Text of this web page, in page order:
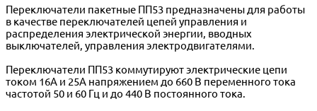
Переключатели пакетные ПП53 предназначены для работы
в качестве переключателей цепей управления и
распределения электрической энергии, вводных
выключателей, управления электродвигателями.
Переключатели ПП53 коммутируют электрические цепи
током 16А и 25А напряжением до 660 В переменного тока
частотой 50 и 60 Гц и до 440 В постоянного тока.